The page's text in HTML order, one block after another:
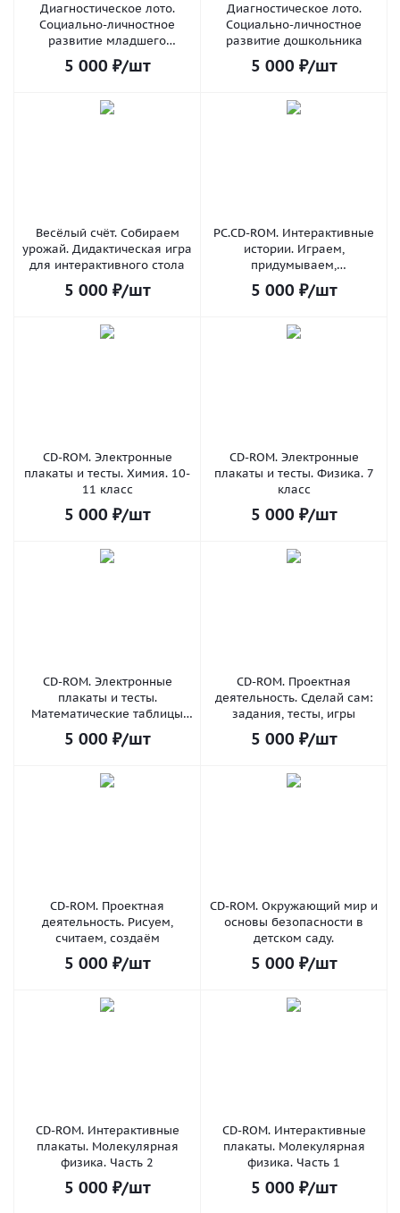
Диагностическое лото.
Социально-личностное
развитие младшего
школьника
5 000 ₽/шт
Диагностическое лото.
Социально-личностное
развитие дошкольника
5 000 ₽/шт
Весёлый счёт. Собираем
урожай. Дидактическая игра
для интерактивного стола
5 000 ₽/шт
PC.CD-ROM. Интерактивные
истории. Играем,
придумываем,
рассказываем
5 000 ₽/шт
CD-ROM. Электронные
плакаты и тесты. Химия. 10-
11 класс
5 000 ₽/шт
CD-ROM. Электронные
плакаты и тесты. Физика. 7
класс
5 000 ₽/шт
CD-ROM. Электронные
плакаты и тесты.
Математические таблицы
для начальной школы
5 000 ₽/шт
CD-ROM. Проектная
деятельность. Сделай сам:
задания, тесты, игры
5 000 ₽/шт
CD-ROM. Проектная
деятельность. Рисуем,
считаем, создаём
5 000 ₽/шт
CD-ROM. Окружающий мир и
основы безопасности в
детском саду.
5 000 ₽/шт
CD-ROM. Интерактивные
плакаты. Молекулярная
физика. Часть 2
5 000 ₽/шт
CD-ROM. Интерактивные
плакаты. Молекулярная
физика. Часть 1
5 000 ₽/шт